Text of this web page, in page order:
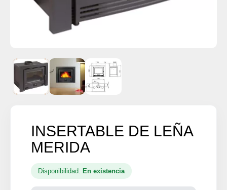
INSERTABLE DE LEÑA
MERIDA
Disponibilidad: En existencia